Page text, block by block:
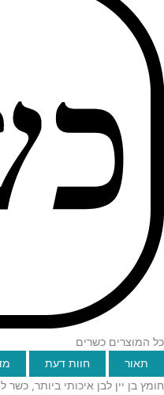
כל המוצרים כשרים
תאור
חוות דעת
חומץ בן יין לבן איכותי ביותר,